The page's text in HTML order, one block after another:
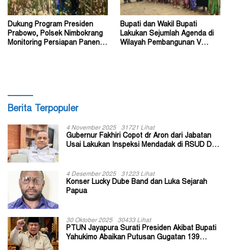
Dukung Program Presiden
Prabowo, Polsek Nimbokrang
Monitoring Persiapan Panen
Bupati dan Wakil Bupati
Lakukan Sejumlah Agenda di
Wilayah Pembangunan V
Berita Terpopuler
4 November 2025 31721 Lihat
Gubernur Fakhiri Copot dr Aron dari Jabatan
Usai Lakukan Inspeksi Mendadak di RSUD Dok
4 Desember 2025 31223 Lihat
Konser Lucky Dube Band dan Luka Sejarah
Papua
30 Oktober 2025 30433 Lihat
PTUN Jayapura Surati Presiden Akibat Bupati
Yahukimo Abaikan Putusan Gugatan 139